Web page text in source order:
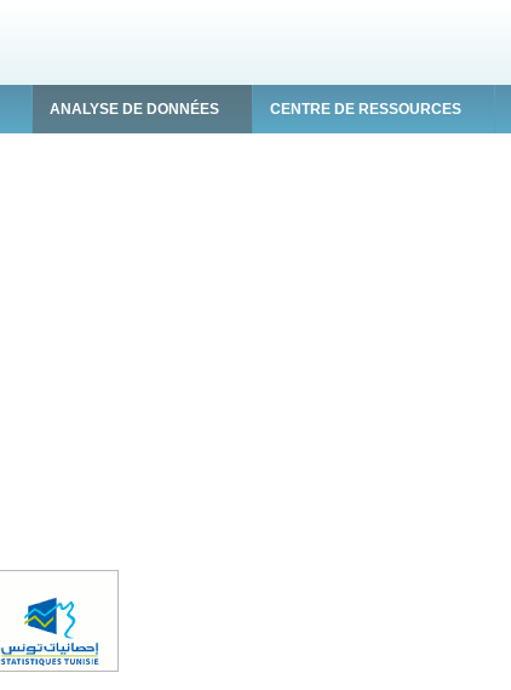
ANALYSE DE DONNÉES CENTRE DE RESSOURCES